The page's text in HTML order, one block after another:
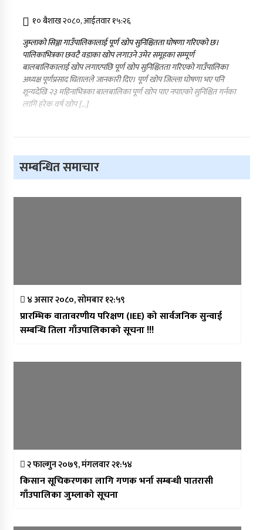
नेपाली कांग्रेस जुम्लाका कोषाध्यक्ष पाण्डेको निधन
डाेल्पाकाे जगदुल्लाबाट जुम्ला आउँदै गरेकाे जिप
दुर्घटना, एकको मृत्यु
डाेल्पाकाे जगदुल्लाबाट जुम्ला आउँदै गरेकाे जिप
दुर्घटना, एकको मृत्यु
१० बैशाख २०८०, आईतवार १५:२६
जुम्लाको सिञ्जा गाउँपालिकालाई पूर्ण खोप सुनिश्चितता घोषणा गरिएको छ।
पालिकाभित्रका छवटै वडाका खोप लगाउने उमेर समूहका सम्पूर्ण
बालबालिकालाई खोप लगाएपछि पूर्ण खोप सुनिश्चितता गरिएको गाउँपालिका
अध्यक्ष पूर्णप्रसाद धितालले जानकारी दिए। पूर्ण खोप जिल्ला घोषणा भए पनि
शून्यदेखि २३ महिनाभित्रका बालबालिका पूर्ण खोप पाए नपाएको सुनिश्चित गर्नका
लागि हरेक वर्ष खोप […]
सम्बन्धित समाचार
४ असार २०८०, सोमबार १२:५९
प्रारम्भिक वातावरणीय परिक्षण (IEE) को सार्वजनिक सुन्वाई
सम्बन्धि तिला गाँउपालिकाको सूचना !!!
२ फाल्गुन २०७९, मंगलवार २१:५४
किसान सूचिकरणका लागि गणक भर्ना सम्बन्धी पातरासी
गाँउपालिका जुम्लाको सूचना